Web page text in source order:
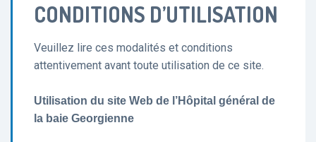
CONDITIONS D’UTILISATION
Veuillez lire ces modalités et conditions
attentivement avant toute utilisation de ce site.
Utilisation du site Web de l’Hôpital général de
la baie Georgienne